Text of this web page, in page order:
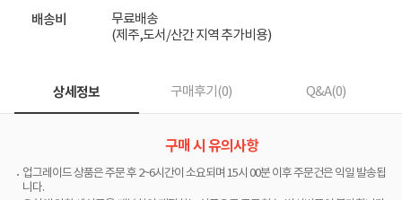
배송비
무료배송
(제주,도서/산간 지역 추가비용)
상세정보 구매후기(0) Q&A(0)
구매 시 유의사항
업그레이드 상품은 주문 후 2~6시간이 소요되며 15시 00분 이후 주문건은 익일 발송됩
니다.